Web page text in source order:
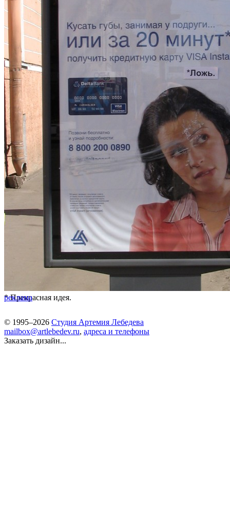
* Прекрасная идея.
реклама
© 1995–2026 Студия Артемия Лебедева
mailbox@artlebedev.ru, адреса и телефоны
Заказать дизайн...